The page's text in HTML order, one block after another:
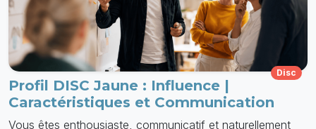
Disc
Profil DISC Jaune : Influence |
Caractéristiques et Communication
Vous êtes enthousiaste, communicatif et naturellement